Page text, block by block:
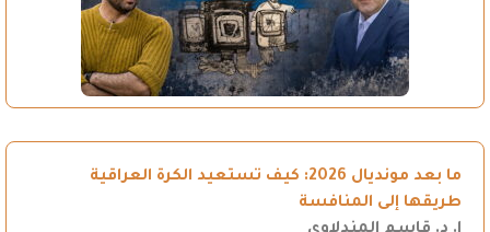
ما بعد مونديال 2026: كيف تستعيد الكرة العراقية
طريقها إلى المنافسة